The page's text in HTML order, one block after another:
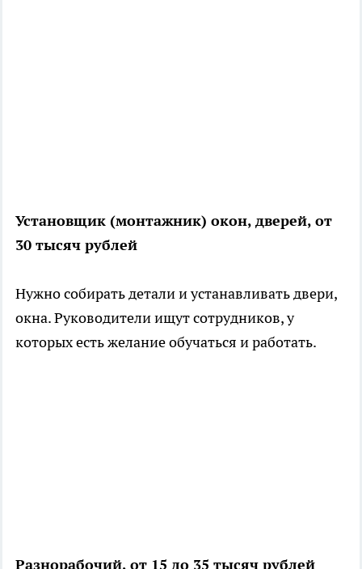
Установщик (монтажник) окон, дверей, от
30 тысяч рублей
Нужно собирать детали и устанавливать двери,
окна. Руководители ищут сотрудников, у
которых есть желание обучаться и работать.
Разнорабочий, от 15 до 35 тысяч рублей